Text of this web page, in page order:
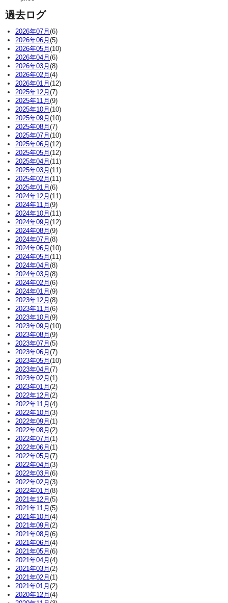
過去ログ
2026年07月(6)
2026年06月(5)
2026年05月(10)
2026年04月(6)
2026年03月(8)
2026年02月(4)
2026年01月(12)
2025年12月(7)
2025年11月(9)
2025年10月(10)
2025年09月(10)
2025年08月(7)
2025年07月(10)
2025年06月(12)
2025年05月(12)
2025年04月(11)
2025年03月(11)
2025年02月(11)
2025年01月(6)
2024年12月(11)
2024年11月(9)
2024年10月(11)
2024年09月(12)
2024年08月(9)
2024年07月(8)
2024年06月(10)
2024年05月(11)
2024年04月(8)
2024年03月(8)
2024年02月(6)
2024年01月(9)
2023年12月(8)
2023年11月(6)
2023年10月(9)
2023年09月(10)
2023年08月(9)
2023年07月(5)
2023年06月(7)
2023年05月(10)
2023年04月(7)
2023年02月(1)
2023年01月(2)
2022年12月(2)
2022年11月(4)
2022年10月(3)
2022年09月(1)
2022年08月(2)
2022年07月(1)
2022年06月(1)
2022年05月(7)
2022年04月(3)
2022年03月(6)
2022年02月(3)
2022年01月(8)
2021年12月(5)
2021年11月(5)
2021年10月(4)
2021年09月(2)
2021年08月(6)
2021年06月(4)
2021年05月(6)
2021年04月(4)
2021年03月(2)
2021年02月(1)
2021年01月(2)
2020年12月(4)